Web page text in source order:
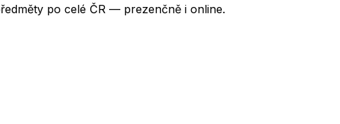
po celé ČR — prezenčně i online.